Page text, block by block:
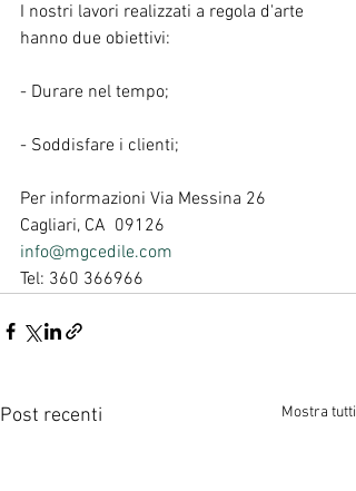
I nostri lavori realizzati a regola d'arte
hanno due obiettivi:
- Durare nel tempo;
- Soddisfare i clienti;
Per informazioni Via Messina 26
Cagliari, CA  09126
info@mgcedile.com
Tel: 360 366966
Post recenti Mostra tutti